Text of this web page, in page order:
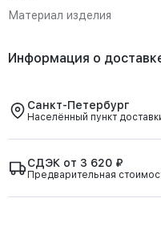
Материал изделия
Информация о
Санкт-Петербург
Населённый пункт
СДЭК от 3 620 ₽
Предварительная